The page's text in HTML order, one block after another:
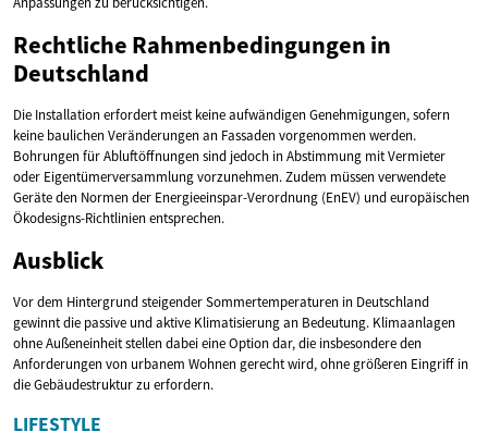
Rechtliche Rahmenbedingungen in
Deutschland
Die Installation erfordert meist keine aufwändigen Genehmigungen, sofern
keine baulichen Veränderungen an Fassaden vorgenommen werden.
Bohrungen für Abluftöffnungen sind jedoch in Abstimmung mit Vermieter
oder Eigentümerversammlung vorzunehmen. Zudem müssen verwendete
Geräte den Normen der Energieeinspar-Verordnung (EnEV) und europäischen
Ökodesigns-Richtlinien entsprechen.
Ausblick
Vor dem Hintergrund steigender Sommertemperaturen in Deutschland
gewinnt die passive und aktive Klimatisierung an Bedeutung. Klimaanlagen
ohne Außeneinheit stellen dabei eine Option dar, die insbesondere den
Anforderungen von urbanem Wohnen gerecht wird, ohne größeren Eingriff in
die Gebäudestruktur zu erfordern.
LIFESTYLE